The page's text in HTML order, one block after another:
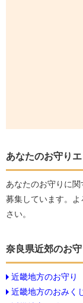
あなたのお守り
あなたのお守りに
募集しています。よ
さい。
奈良県近郊のお
近畿地方のお守り
近畿地方のおみく